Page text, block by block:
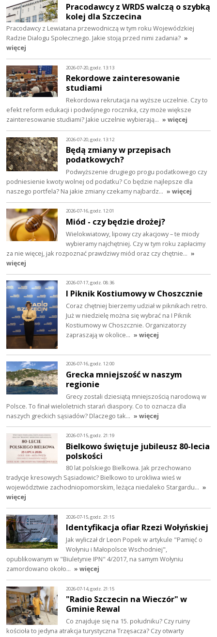
Pracodawcy z WRDS walczą o szybką
kolej dla Szczecina
Pracodawcy z Lewiatana przewodniczą w tym roku Wojewódzkiej
Radzie Dialogu Społecznego. Jakie stoją przed nimi zadania? »
więcej
2026-07-20, godz. 13:13
Rekordowe zainteresowanie
studiami
Rekordowa rekrutacja na wyższe uczelnie. Czy to
efekt reform edukacji i podwójnego rocznika, czy może większe
zainteresowanie studiami? Jakie uczelnie wybierają… » więcej
2026-07-20, godz. 13:12
Będą zmiany w przepisach
podatkowych?
Podwyższenie drugiego progu podatkowego czy
podniesienie kwoty wolnej od podatku? Co będzie najlepsze dla
naszego portfela? Na jakie zmiany czekamy najbardz… » więcej
2026-07-16, godz. 12:01
Miód - czy będzie drożej?
Wielokwiatowy, lipowy czy akacjowy – te miody
wybieramy najchętniej. Czy w tym roku zapłacimy
za nie więcej, jak rozpoznać prawdziwy miód oraz czy chętnie… »
więcej
2026-07-17, godz. 08:36
I Piknik Kostiumowy w Choszcznie
Coraz chętniej bierzemy udział w piknikach retro.
Już w niedzielę można się wybrać na I Piknik
Kostiumowy w Choszcznie. Organizatorzy
zapraszają w okolice… » więcej
2026-07-16, godz. 12:00
Grecka mniejszość w naszym
regionie
Grecy zostali dziesiątą mniejszością narodową w
Polsce. To finał wieloletnich starań diaspory. Co to oznacza dla
naszych greckich sąsiadów? Dlaczego tak… » więcej
2026-07-15, godz. 21:19
Bielkowo świętuje jubileusz 80-lecia
polskości
80 lat polskiego Bielkowa. Jak przechowano
tradycje kresowych Sąsiadowic? Bielkowo to urokliwa wieś w
województwie zachodniopomorskim, leżąca niedaleko Stargardu… »
więcej
2026-07-15, godz. 21:15
Identyfikacja ofiar Rzezi Wołyńskiej
Jak wyliczał dr Leon Popek w artykule "Pamięć o
Wołyniu i Małopolsce Wschodniej",
opublikowanym w "Biuletynie IPN" 4/2017, na samym Wołyniu
zamordowano około… » więcej
2026-07-14, godz. 21:15
"Radio Szczecin na Wieczór" w
Gminie Rewal
Co znajduje się na 15. południku? Czy ruiny
kościoła to jedyna atrakcja turystyczna Trzęsacza? Czy otwarty